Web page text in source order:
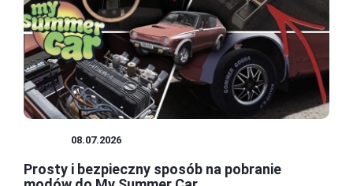
08.07.2026
Prosty i bezpieczny sposób na pobranie